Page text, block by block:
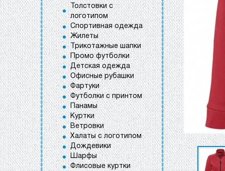
Толстовки с
логотипом
Спортивная одежда
Жилеты
Трикотажные шапки
Промо футболки
Детская одежда
Офисные рубашки
Фартуки
Футболки с принтом
Панамы
Куртки
Ветровки
Халаты с логотипом
Дождевики
Шарфы
Флисовые куртки